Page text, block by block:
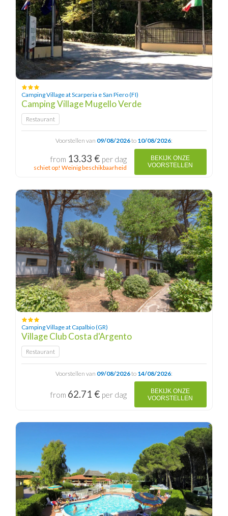
Camping Village at Scarperia e San Piero (FI)
Camping Village Mugello Verde
Restaurant
Voorstellen van 09/08/2026to 10/08/2026:
from 13.33 € per dag
schiet op! Weinig beschikbaarheid
BEKIJK ONZE
VOORSTELLEN
Camping Village at Capalbio (GR)
Village Club Costa d'Argento
Restaurant
Voorstellen van 09/08/2026to 14/08/2026:
from 62.71 € per dag
BEKIJK ONZE
VOORSTELLEN